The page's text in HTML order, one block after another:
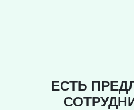
ЕСТЬ